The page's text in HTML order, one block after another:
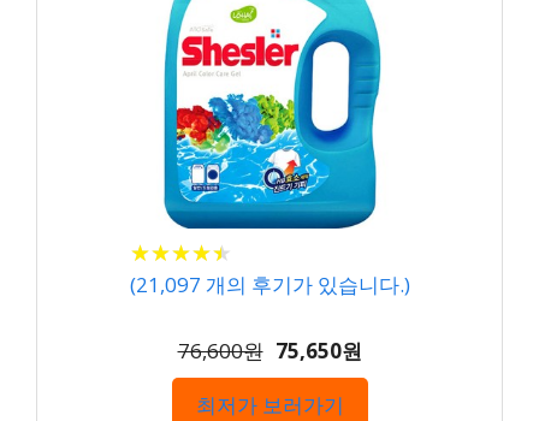
★★★★★
★★★★★
(21,097 개의 후기가 있습니다.)
76,600원 75,650원
최저가 보러가기